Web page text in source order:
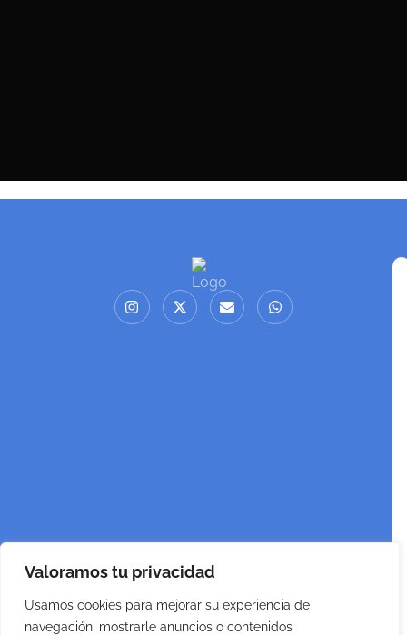
Valoramos tu privacidad
Usamos cookies para mejorar su experiencia de
navegación, mostrarle anuncios o contenidos